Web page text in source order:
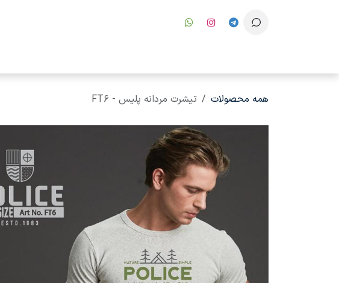
همه محصولات تیشرت مردانه پلیس - FT6